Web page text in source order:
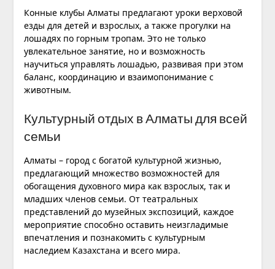
Конные клубы Алматы предлагают уроки верховой
езды для детей и взрослых, а также прогулки на
лошадях по горным тропам. Это не только
увлекательное занятие, но и возможность
научиться управлять лошадью, развивая при этом
баланс, координацию и взаимопонимание с
животным.
Культурный отдых в Алматы для всей
семьи
Алматы – город с богатой культурной жизнью,
предлагающий множество возможностей для
обогащения духовного мира как взрослых, так и
младших членов семьи. От театральных
представлений до музейных экспозиций, каждое
мероприятие способно оставить неизгладимые
впечатления и познакомить с культурным
наследием Казахстана и всего мира.